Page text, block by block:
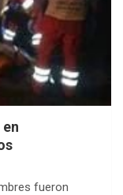
fueron